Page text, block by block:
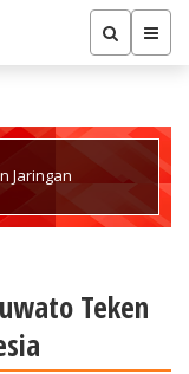
Jaringan
Teken